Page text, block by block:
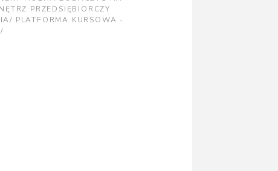
PRZEDSIĘBIORCZY
PLATFORMA KURSOWA -